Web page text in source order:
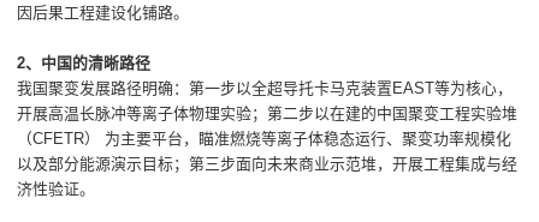
因后果工程建设化铺路。
2、中国的清晰路径
我国聚变发展路径明确：第一步以全超导托卡马克装置EAST等为核心，
开展高温长脉冲等离子体物理实验；第二步以在建的中国聚变工程实验堆
（CFETR） 为主要平台，瞄准燃烧等离子体稳态运行、聚变功率规模化
以及部分能源演示目标；第三步面向未来商业示范堆，开展工程集成与经
济性验证。